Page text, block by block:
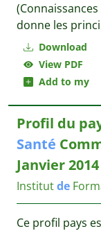
Download
View PDF
Add to my
donne les
Profil du
Santé
Janvier 2014
Institutde
Ce profil pays